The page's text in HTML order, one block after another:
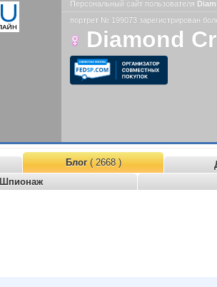
Персональный сайт пользователя
портрет № 199073 зарегистрирован
Diamond
Блог( 2668 )
Шпионаж